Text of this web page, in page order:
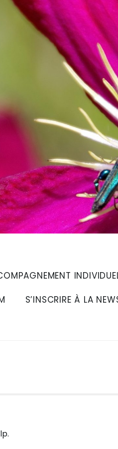
S’INSCRIRE À LA